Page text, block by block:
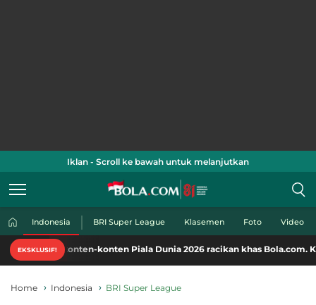
Iklan - Scroll ke bawah untuk melanjutkan
Indonesia BRI Super League Klasemen Foto Video
EKSKLUSIF!
konten Piala Dunia 2026 racikan khas Bola.com. Klik di sini!
Home Indonesia BRI Super League